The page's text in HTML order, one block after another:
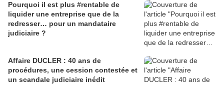
Pourquoi il est plus #rentable de
liquider une entreprise que de la
redresser… pour un mandataire
judiciaire ?
Affaire DUCLER : 40 ans de
procédures, une cession contestée et
un scandale judiciaire inédit